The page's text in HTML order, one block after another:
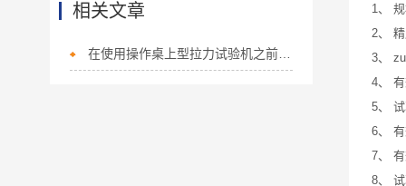
1、
2、
3、
4、
5、
6、
7、
8、
相关文章
在使用操作桌上型拉力试验机之前必读事项